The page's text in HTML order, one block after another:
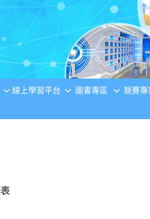
線上學習平台 圖書專區 競賽專